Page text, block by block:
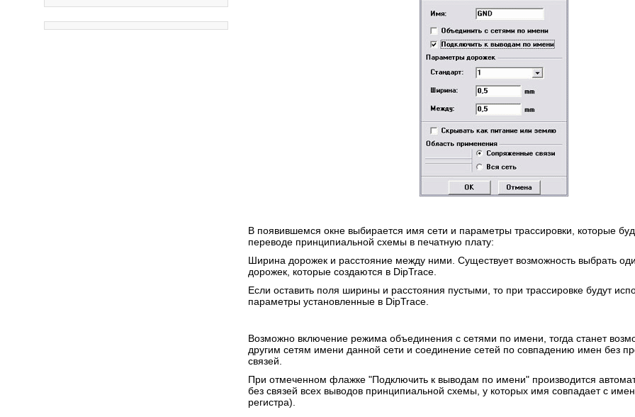
В появившемся окне выбирается имя сети и параметры трассировки, которые
переводе принципиальной схемы в печатную плату:
Ширина дорожек и расстояние между ними. Существует возможность выбрать
дорожек, которые создаются в DipTrace.
Если оставить поля ширины и расстояния пустыми, то при трассировке будут
параметры установленные в DipTrace.
Возможно включение режима объединения с сетями по имени, тогда станет
другим сетям имени данной сети и соединение сетей по совпадению имен без
связей.
При отмеченном флажке "Подключить к выводам по имени" производится
без связей всех выводов принципиальной схемы, у которых имя совпадает с
регистра).